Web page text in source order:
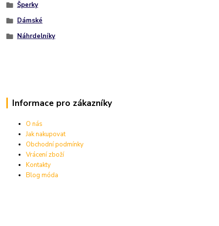
Šperky
Dámské
Náhrdelníky
Informace pro zákazníky
O nás
Jak nakupovat
Obchodní podmínky
Vrácení zboží
Kontakty
Blog móda